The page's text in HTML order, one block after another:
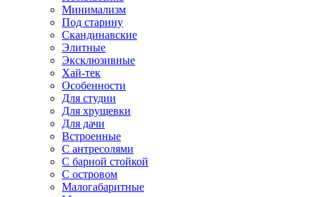
Минимализм
Под старину
Скандинавские
Элитные
Эксклюзивные
Хай-тек
Особенности
Для студии
Для хрущевки
Для дачи
Встроенные
С антресолями
С барной стойкой
С островом
Малогабаритные